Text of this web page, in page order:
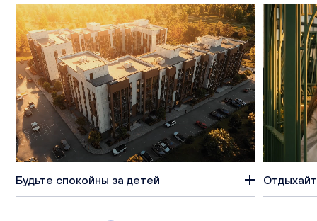
Будьте спокойны за детей